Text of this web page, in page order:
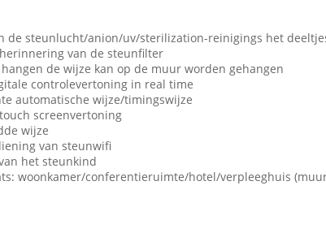
de steunlucht/anion/uv/sterilization-reinigings het
van de steunfilter
de wijze kan op de muur worden gehangen
controlevertoning in real time
automatische wijze/timingswijze
screenvertoning
wijze
van steunwifi
het steunkind
woonkamer/conferentieruimte/hotel/verpleeghuis